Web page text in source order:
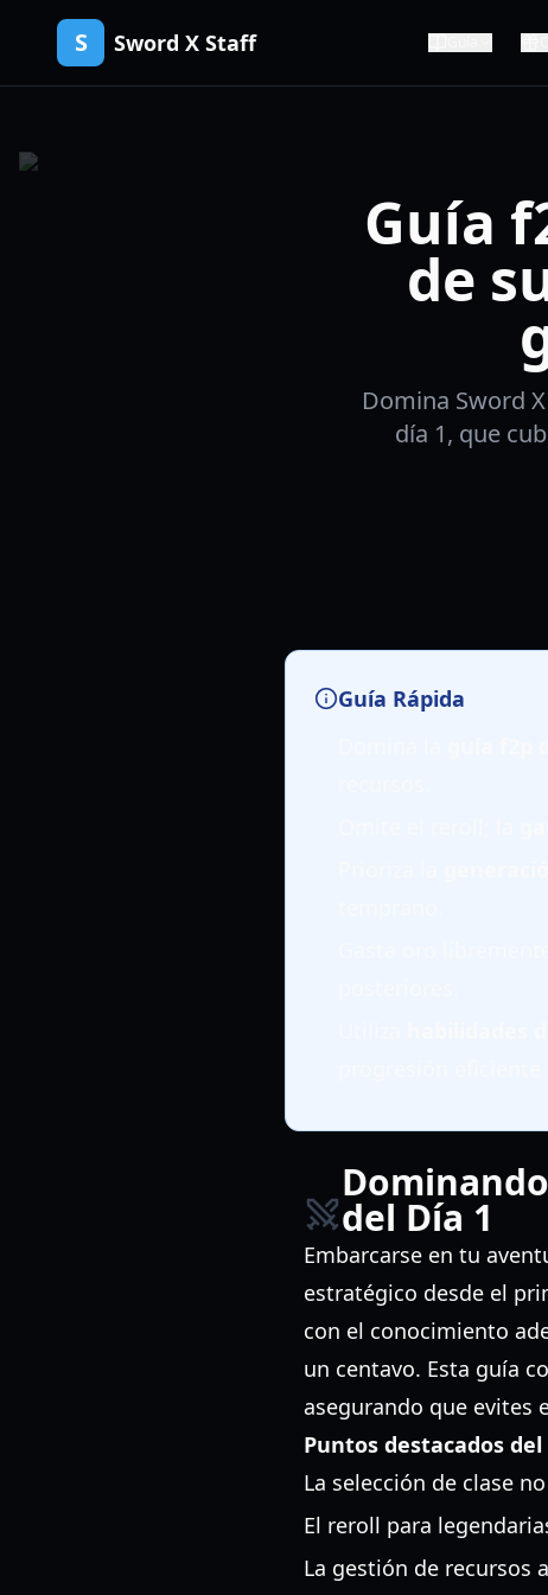
S Sword X Staff
Guía
de
Domina Sword
día 1, que
Guía Rápida
del Día 1
Embarcarse en tu
estratégico desde el
con el conocimiento
un centavo. Esta guía
asegurando que evites
Puntos destacados del
La selección de clase
El reroll para
La gestión de recursos